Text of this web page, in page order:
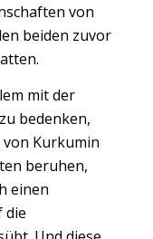
von
beiden zuvor
mit der
bedenken,
Kurkumin
beruhen,
einen
die